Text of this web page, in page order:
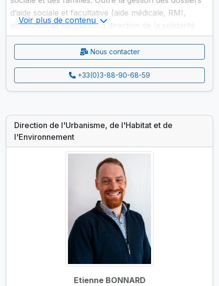
d’aide sociale et facultative (aide médicale, RMI,
attribution de secours), la direction de la solidarité
assure la mise en œuvre de la politique définie par
les élus en partenariat avec les institutions publiques
signée avec la CeA, le CCAS assure
l'accompagnement des bénéficiaires du RSA.
Voir plus de contenu
Nous contacter
+33(0)3-88-90-68-59
Direction de l'Urbanisme, de l'Habitat et de
l'Environnement
Etienne BONNARD